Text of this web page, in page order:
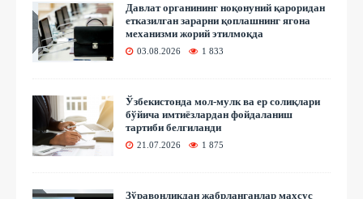
Давлат органининг ноқонуний қароридан
етказилган зарарни қоплашнинг ягона
механизми жорий этилмоқда
03.08.2026 1 833
Ўзбекистонда мол-мулк ва ер солиқлари
бўйича имтиёзлардан фойдаланиш
тартиби белгиланди
21.07.2026 1 875
Зўравонликдан жабрланганлар махсус